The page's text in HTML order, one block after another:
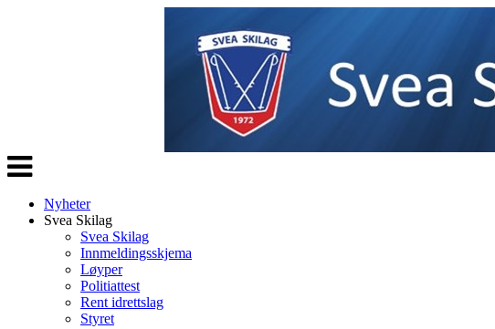
Veksle
navigasjon
Nyheter
Svea Skilag
Svea Skilag
Innmeldingsskjema
Løyper
Politiattest
Rent idrettslag
Styret